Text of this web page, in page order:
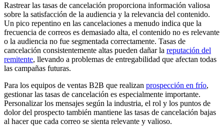
Rastrear las tasas de cancelación proporciona información valiosa
sobre la satisfacción de la audiencia y la relevancia del contenido.
Un pico repentino en las cancelaciones a menudo indica que la
frecuencia de correos es demasiado alta, el contenido no es relevante
o la audiencia no fue segmentada correctamente. Tasas de
cancelación consistentemente altas pueden dañar la reputación del
remitente, llevando a problemas de entregabilidad que afectan todas
las campañas futuras.
Para los equipos de ventas B2B que realizan prospección en frío,
gestionar las tasas de cancelación es especialmente importante.
Personalizar los mensajes según la industria, el rol y los puntos de
dolor del prospecto también mantiene las tasas de cancelación bajas
al hacer que cada correo se sienta relevante y valioso.